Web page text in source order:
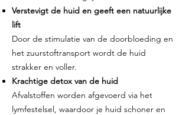
Verstevigt de huid en geeft een natuurlijke
lift
Door de stimulatie van de doorbloeding en
het zuurstoftransport wordt de huid
strakker en voller.
Krachtige detox van de huid
Afvalstoffen worden afgevoerd via het
lymfestelsel, waardoor je huid schoner en